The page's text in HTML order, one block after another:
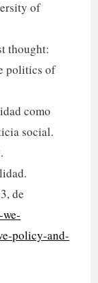
of
thought:
politics of
como
social.
de
policy-and-